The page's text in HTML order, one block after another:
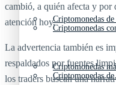
Criptomonedas
Criptomonedas
Criptomonedas
Criptomonedas
cambió, a quién afecta y por
atención hoy.
La advertencia también es
respaldados por fuentes
los traders buscan una